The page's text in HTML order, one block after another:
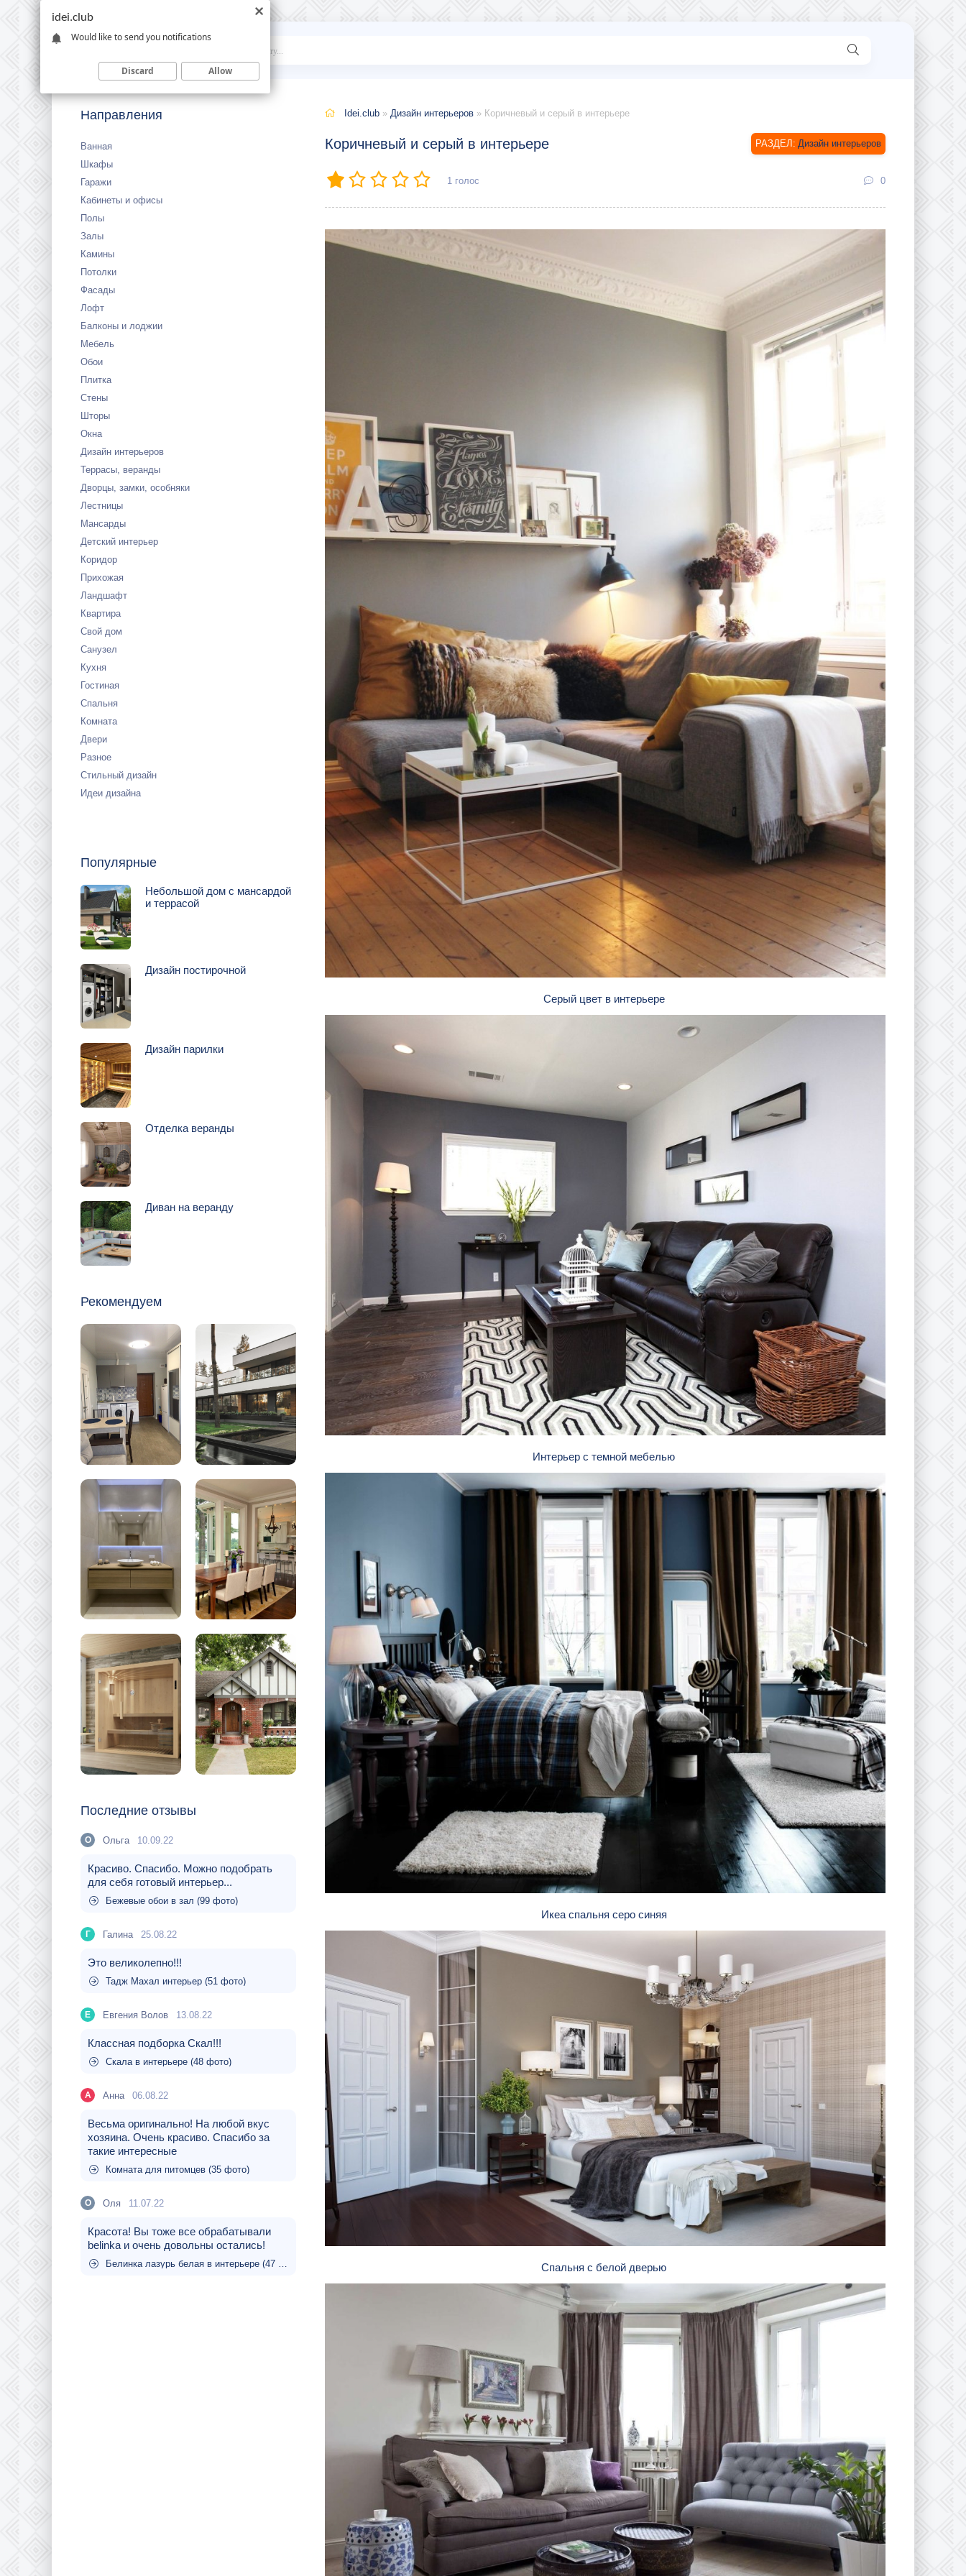
Idei
Направления
Ванная
Шкафы
Гаражи
Кабинеты и офисы
Полы
Залы
Камины
Потолки
Фасады
Лофт
Балконы и лоджии
Мебель
Обои
Плитка
Стены
Шторы
Окна
Дизайн интерьеров
Террасы, веранды
Дворцы, замки, особняки
Лестницы
Мансарды
Детский интерьер
Коридор
Прихожая
Ландшафт
Квартира
Свой дом
Санузел
Кухня
Гостиная
Спальня
Комната
Двери
Разное
Стильный дизайн
Идеи дизайна
Популярные
Небольшой дом с мансардой
и террасой
Дизайн постирочной
Дизайн парилки
Отделка веранды
Диван на веранду
Рекомендуем
Последние отзывы
О Ольга 10.09.22
Красиво. Спасибо. Можно подобрать
для себя готовый интерьер...
Бежевые обои в зал (99 фото)
Г Галина 25.08.22
Это великолепно!!!
Тадж Махал интерьер (51 фото)
Е Евгения Волов 13.08.22
Классная подборка Скал!!!
Скала в интерьере (48 фото)
A Aнна 06.08.22
Весьма оригинально! На любой вкус
хозяина. Очень красиво. Спасибо за
такие интересные
Комната для питомцев (35 фото)
О Оля 11.07.22
Красота! Вы тоже все обрабатывали
belinka и очень довольны остались!
Белинка лазурь белая в интерьере (47 фото)
Idei.club » Дизайн интерьеров » Коричневый и серый в интерьере
Коричневый и серый в интерьере Дизайн интерьеров
1 голос 0
Серый цвет в интерьере
Интерьер с темной мебелью
Икеа спальня серо синяя
Спальня с белой дверью
idei.club
Would like to send you notifications
Discard Allow